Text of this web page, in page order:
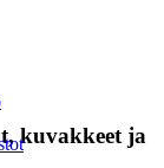
kuvakkeet ja